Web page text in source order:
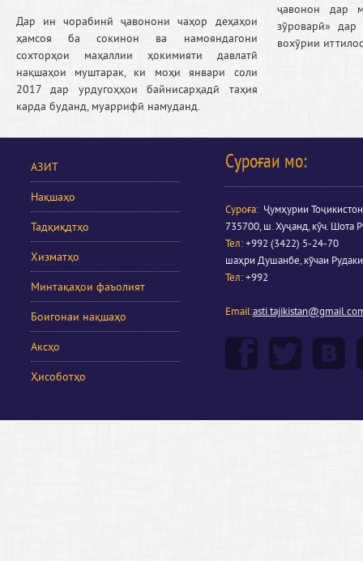
Дар ин чорабинӣ ҷавонони чаҳор деҳаҳои
ҳамсоя ба сокинон ва намояндагони
сохторҳои маҳаллии ҳокимияти давлатӣ
нақшаҳои муштарак, ки моҳи январи соли
2017 дар урдугоҳҳои байнисарҳадӣ таҳия
карда буданд, муаррифӣ намуданд.
ҷавонон дар
зӯроварӣ» дар
вохӯрии
АЗИТ
Нақшаҳо
Тадқиқдтҳо
Хизматҳо
Минтақаҳои фаъолият
Боигонаи нақшаҳо
Аксҳо
Ҳисоботҳо
Суроғаи мо:
Суроға:Ҷумҳурии Тоҷикистон
735700, ш. Хуҷанд, кӯч. Шота
Тел:+992 (3422) 5-24-70
шаҳри Душанбе, кўчаи
Тел:+992
Email: